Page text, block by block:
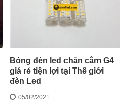
Bóng đèn led chân cắm G4
giá rẻ tiện lợi tại Thế giới
đèn Led
05/02/2021